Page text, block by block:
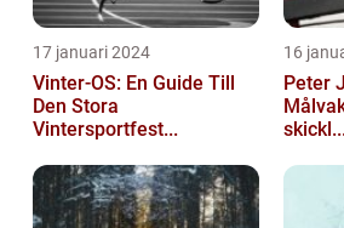
17 januari 2024
Vinter-OS: En Guide Till
Den Stora
Vintersportfest...
16
Peter